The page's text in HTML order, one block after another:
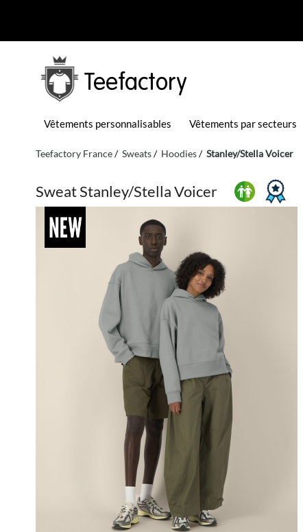
Teefactory
Vêtements personnalisables Vêtements par secteurs
Teefactory France Sweats Hoodies Stanley/Stella Voicer
Sweat Stanley/Stella Voicer